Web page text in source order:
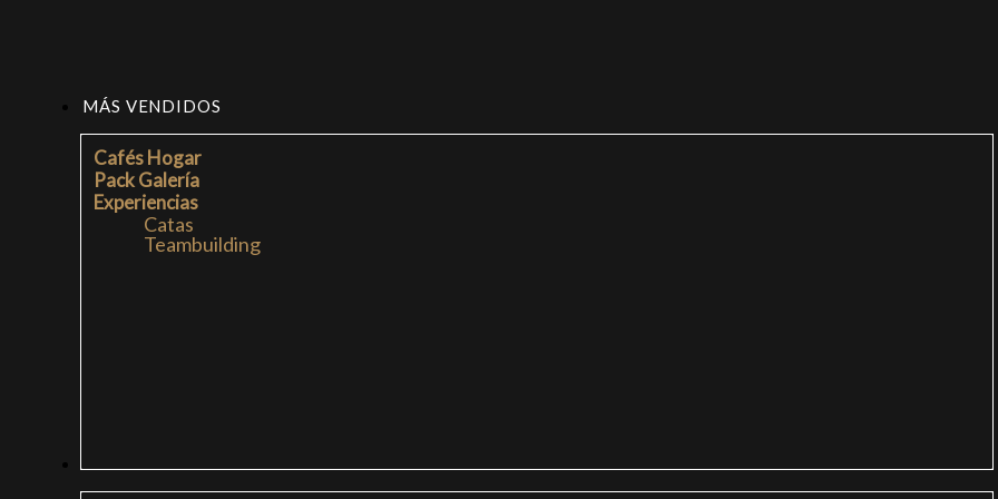
MÁS VENDIDOS
Cafés Hogar
Pack Galería
Experiencias
Catas
Teambuilding